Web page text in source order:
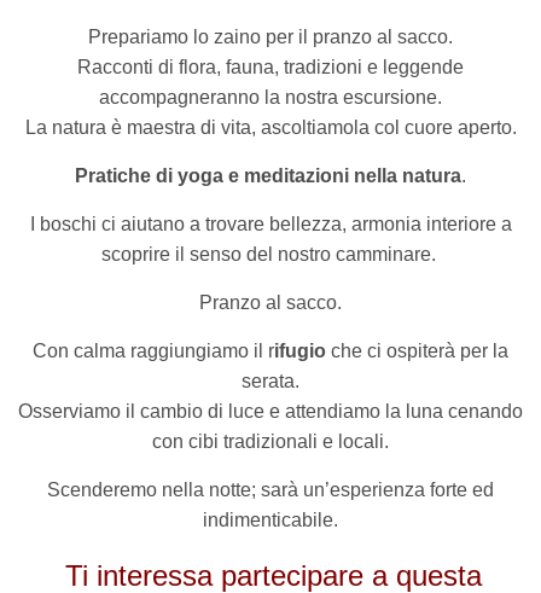
Prepariamo lo zaino per il pranzo al sacco.
Racconti di flora, fauna, tradizioni e leggende
accompagneranno la nostra escursione.
La natura è maestra di vita, ascoltiamola col cuore aperto.
Pratiche di yoga e meditazioni nella natura.
I boschi ci aiutano a trovare bellezza, armonia interiore a
scoprire il senso del nostro camminare.
Pranzo al sacco.
Con calma raggiungiamo il rifugio che ci ospiterà per la
serata.
Osserviamo il cambio di luce e attendiamo la luna cenando
con cibi tradizionali e locali.
Scenderemo nella notte; sarà un’esperienza forte ed
indimenticabile.
Ti interessa partecipare a questa